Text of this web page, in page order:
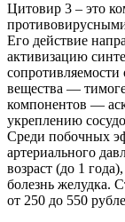
Цитовир 3 – это
Его действие
активизацию
вещества —
компонентов —
укреплению
Среди побочных
артериального
возраст (до 1
болезнь желудка.
от 250 до 550